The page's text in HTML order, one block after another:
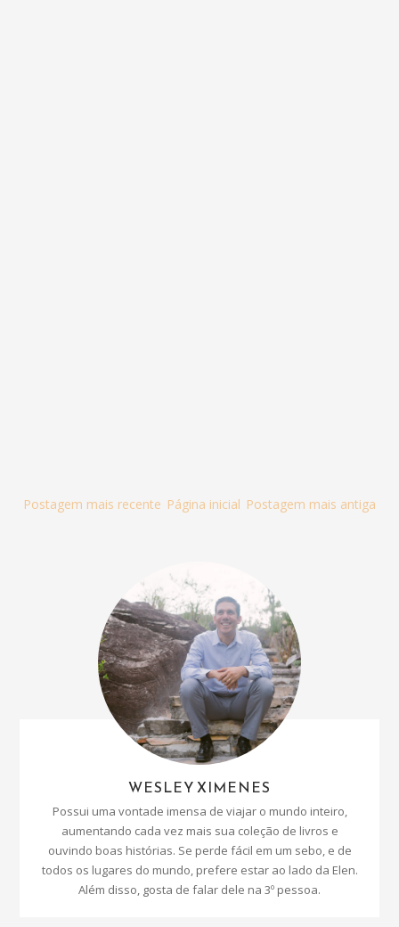
Postagem mais recente Postagem mais antiga
Página inicial
WESLEY XIMENES
Possui uma vontade imensa de viajar o mundo inteiro,
aumentando cada vez mais sua coleção de livros e
ouvindo boas histórias. Se perde fácil em um sebo, e de
todos os lugares do mundo, prefere estar ao lado da Elen.
Além disso, gosta de falar dele na 3º pessoa.